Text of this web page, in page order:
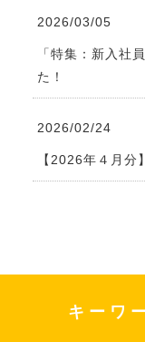
2026/03/05
「特集：新入社
た！
2026/02/24
【2026年４月分
キーワ